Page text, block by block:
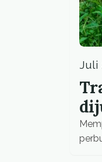
Juli